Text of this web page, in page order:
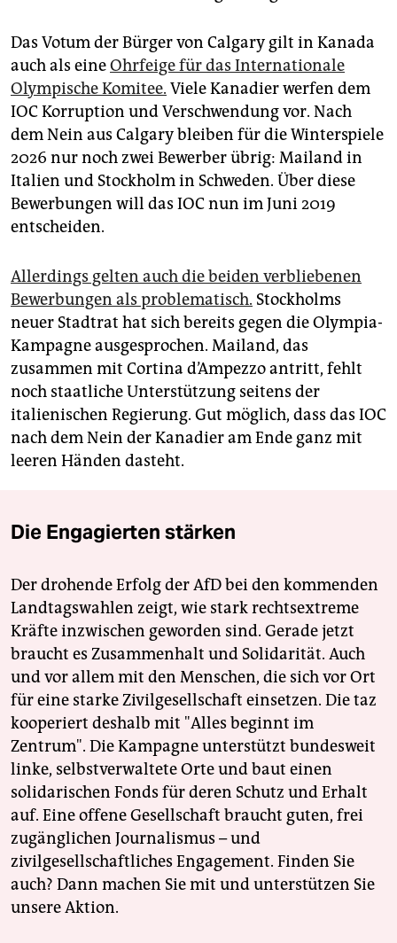
Das Votum der Bürger von Calgary gilt in Kanada
auch als eineOhrfeige für das Internationale
Olympische Komitee. Viele Kanadier werfen dem
IOC Korruption und Verschwendung vor. Nach
dem Nein aus Calgary bleiben für die Winterspiele
2026 nur noch zwei Bewerber übrig: Mailand in
Italien und Stockholm in Schweden. Über diese
Bewerbungen will das IOC nun im Juni 2019
entscheiden.
Allerdings gelten auch die beiden verbliebenen
Bewerbungen als problematisch. Stockholms
neuer Stadtrat hat sich bereits gegen die Olympia-
Kampagne ausgesprochen. Mailand, das
zusammen mit Cortina d’Ampezzo antritt, fehlt
noch staatliche Unterstützung seitens der
italienischen Regierung. Gut möglich, dass das IOC
nach dem Nein der Kanadier am Ende ganz mit
leeren Händen dasteht.
Die Engagierten stärken
Der drohende Erfolg der AfD bei den kommenden
Landtagswahlen zeigt, wie stark rechtsextreme
Kräfte inzwischen geworden sind. Gerade jetzt
braucht es Zusammenhalt und Solidarität. Auch
und vor allem mit den Menschen, die sich vor Ort
für eine starke Zivilgesellschaft einsetzen. Die taz
kooperiert deshalb mit "Alles beginnt im
Zentrum". Die Kampagne unterstützt bundesweit
linke, selbstverwaltete Orte und baut einen
solidarischen Fonds für deren Schutz und Erhalt
auf. Eine offene Gesellschaft braucht guten, frei
zugänglichen Journalismus – und
zivilgesellschaftliches Engagement. Finden Sie
auch? Dann machen Sie mit und unterstützen Sie
unsere Aktion.